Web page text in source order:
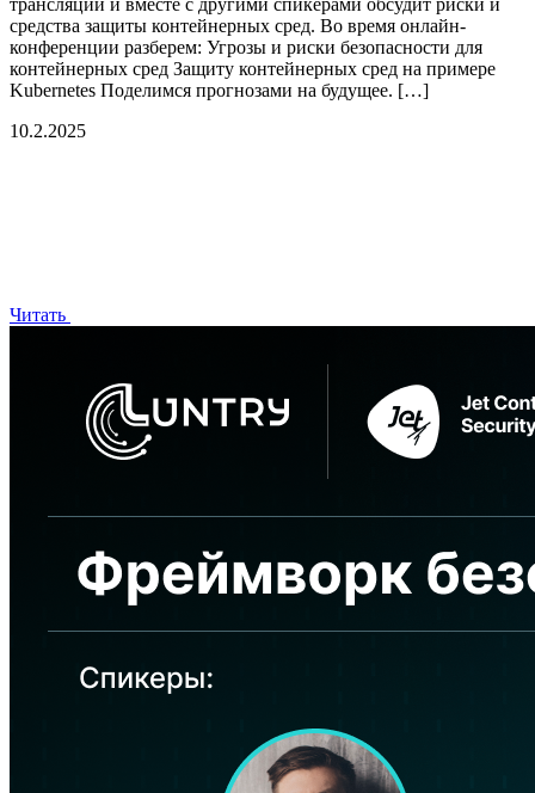
средства защиты контейнерных сред. Во время онлайн-
конференции разберем: Угрозы и риски безопасности для
контейнерных сред Защиту контейнерных сред на примере
Kubernetes Поделимся прогнозами на будущее. […]
10.2.2025
Читать